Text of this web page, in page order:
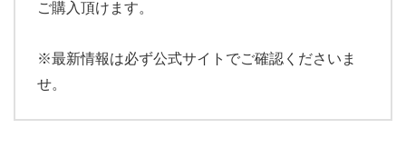
ご購入頂けます。
※最新情報は必ず公式サイトでご確認くださいま
せ。